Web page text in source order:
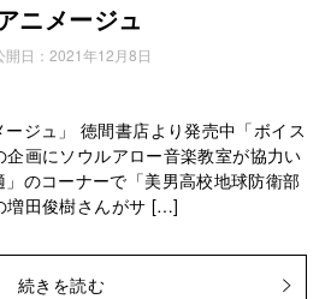
ニメージュ
開日： 2021年12月8日
ジュ」 徳間書店より発売中「ボイス
画にソウルアロー音楽教室が協力い
のコーナーで「美男高校地球防衛部
増田俊樹さんがサ […]
続きを読む